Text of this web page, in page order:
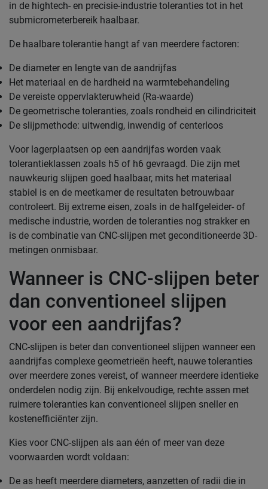
in de hightech- en precisie-industrie toleranties tot in het
submicrometerbereik haalbaar.
De haalbare tolerantie hangt af van meerdere factoren:
De diameter en lengte van de aandrijfas
Het materiaal en de hardheid na warmtebehandeling
De vereiste oppervlakteruwheid (Ra-waarde)
De geometrische toleranties, zoals rondheid en cilindriciteit
De slijpmethode: uitwendig, inwendig of centerloos
Voor lagerplaatsen op een aandrijfas worden vaak
tolerantieklassen zoals h5 of h6 gevraagd. Die zijn met
nauwkeurig slijpen goed haalbaar, mits het materiaal
stabiel is en de meetkamer de resultaten betrouwbaar
controleert. Bij extreme eisen, zoals in de halfgeleider- of
medische industrie, worden de toleranties nog strakker en
is de combinatie van CNC-slijpen met geconditioneerde 3D-
metingen onmisbaar.
Wanneer is CNC-slijpen beter
dan conventioneel slijpen
voor een aandrijfas?
CNC-slijpen is beter dan conventioneel slijpen wanneer een
aandrijfas complexe geometrieën heeft, nauwe toleranties
over meerdere zones vereist, of wanneer meerdere identieke
onderdelen nodig zijn. Bij enkelvoudige, rechte assen met
ruimere toleranties kan conventioneel slijpen sneller en
kostenefficiënter zijn.
Kies voor CNC-slijpen als aan één of meer van deze
voorwaarden wordt voldaan:
De as heeft meerdere diameters, aanzetten of radii die in